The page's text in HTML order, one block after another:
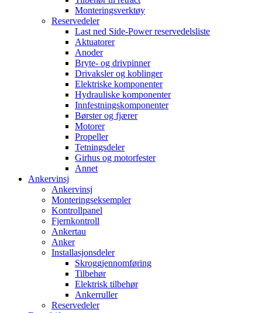
Monteringsverktøy
Reservedeler
Last ned Side-Power reservedelsliste
Aktuatorer
Anoder
Bryte- og drivpinner
Drivaksler og koblinger
Elektriske komponenter
Hydrauliske komponenter
Innfestningskomponenter
Børster og fjærer
Motorer
Propeller
Tetningsdeler
Girhus og motorfester
Annet
Ankervinsj
Ankervinsj
Monteringseksempler
Kontrollpanel
Fjernkontroll
Ankertau
Anker
Installasjonsdeler
Skroggjennomføring
Tilbehør
Elektrisk tilbehør
Ankerruller
Reservedeler